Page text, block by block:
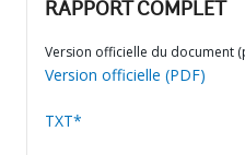
RAPPORT COMPLET
Version officielle du document
Version officielle (PDF)
TXT*